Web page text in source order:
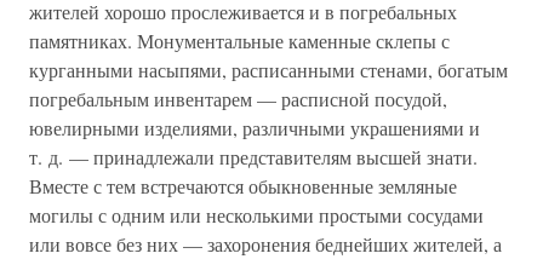
жителей хорошо прослеживается и в погребальных
памятниках. Монументальные каменные склепы с
курганными насыпями, расписанными стенами, богатым
погребальным инвентарем — расписной посудой,
ювелирными изделиями, различными украшениями и
т. д. — принадлежали представителям высшей знати.
Вместе с тем встречаются обыкновенные земляные
могилы с одним или несколькими простыми сосудами
или вовсе без них — захоронения беднейших жителей, а